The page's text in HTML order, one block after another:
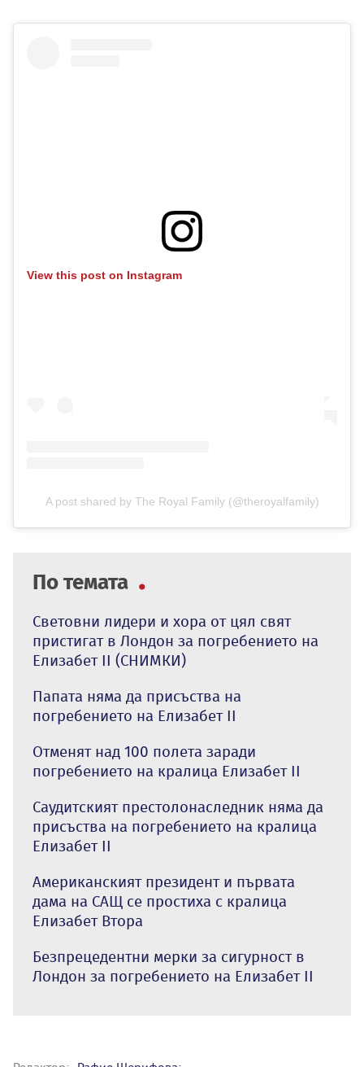
View this post on Instagram
A post shared by The Royal Family (@theroyalfamily)
По темата
Световни лидери и хора от цял свят
пристигат в Лондон за погребението на
Елизабет II (СНИМКИ)
Папата няма да присъства на
погребението на Елизабет II
Отменят над 100 полета заради
погребението на кралица Елизабет II
Саудитският престолонаследник няма да
присъства на погребението на кралица
Елизабет II
Американският президент и първата
дама на САЩ се простиха с кралица
Елизабет Втора
Безпрецедентни мерки за сигурност в
Лондон за погребението на Елизабет II